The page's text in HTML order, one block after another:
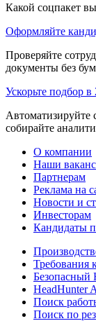
Какой соцпакет
Оформляйте
Проверяйте
документы без
Ускорьте подбор в
Автоматизируйте
собирайте
О компании
Наши
Партнерам
Реклама на
Новости и
Инвесторам
Кандидаты
Требования
Безопасный
HeadHunter
Поиск
Поиск по